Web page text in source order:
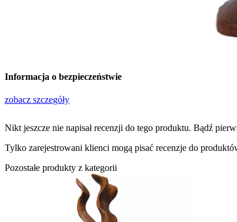
Informacja o bezpieczeństwie
zobacz szczegóły
Nikt jeszcze nie napisał recenzji do tego produktu. Bądź
Tylko zarejestrowani klienci mogą pisać recenzje do
Pozostałe produkty z kategorii